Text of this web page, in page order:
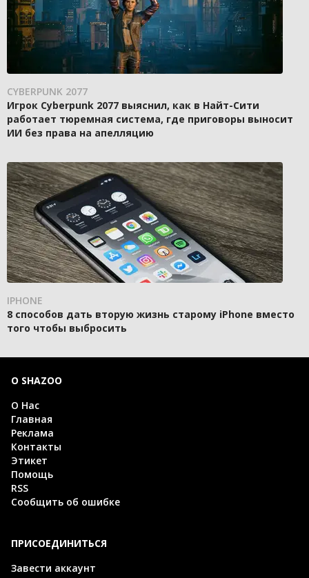
CYBERPUNK 2077
Игрок Cyberpunk 2077 выяснил, как в Найт-Сити
работает тюремная система, где приговоры выносит
ИИ без права на апелляцию
IPHONE
8 способов дать вторую жизнь старому iPhone вместо
того чтобы выбросить
О SHAZOO
О Нас
Главная
Реклама
Контакты
Этикет
Помощь
RSS
Сообщить об ошибке
ПРИСОЕДИНИТЬСЯ
Завести аккаунт